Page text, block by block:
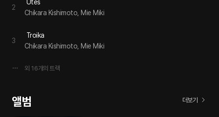
2
Utes
Chikara Kishimoto, Mie Miki
3
Troika
Chikara Kishimoto, Mie Miki
외 16개의 트랙
앨범 더보기